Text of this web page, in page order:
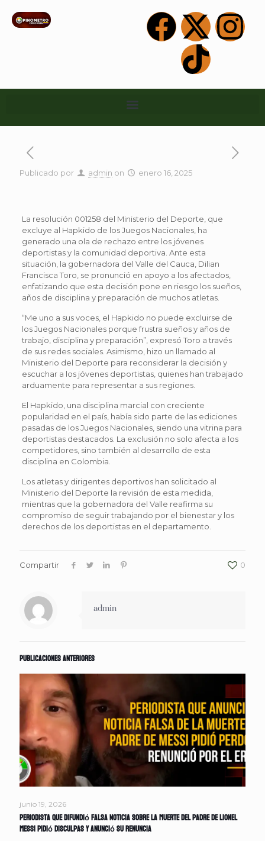
Publicado por admin on enero 16, 2025
La resolución 001258 del Ministerio del Deporte, que
excluye al Hapkido de los Juegos Nacionales, ha
generado una ola de rechazo entre los jóvenes
deportistas y la comunidad deportiva. Ante esta
situación, la gobernadora del Valle del Cauca, Dilian
Francisca Toro, se pronunció en apoyo a los afectados,
enfatizando que esta decisión pone en riesgo los sueños,
años de disciplina y preparación de muchos atletas.
“Me uno a sus voces, el Hapkido no puede excluirse de
los Juegos Nacionales porque frustra sueños y años de
trabajo, disciplina y preparación”, expresó Toro a través
de sus redes sociales. Asimismo, hizo un llamado al
Ministerio del Deporte para reconsiderar la decisión y
escuchar a los jóvenes deportistas, quienes han trabajado
arduamente para representar a sus regiones.
El Hapkido, una disciplina marcial con creciente
popularidad en el país, había sido parte de las ediciones
pasadas de los Juegos Nacionales, siendo una vitrina para
deportistas destacados. La exclusión no solo afecta a los
competidores, sino también al desarrollo de esta
disciplina en Colombia.
Los atletas y dirigentes deportivos han solicitado al
Ministerio del Deporte la revisión de esta medida,
mientras que la gobernadora del Valle reafirma su
compromiso de seguir trabajando por el bienestar y los
derechos de los deportistas en el departamento.
Compartir 0
admin
Publicaciones anteriores
junio 19, 2026
Periodista que difundió falsa noticia sobre la muerte del padre de Lionel
Messi pidió disculpas y anunció su renuncia